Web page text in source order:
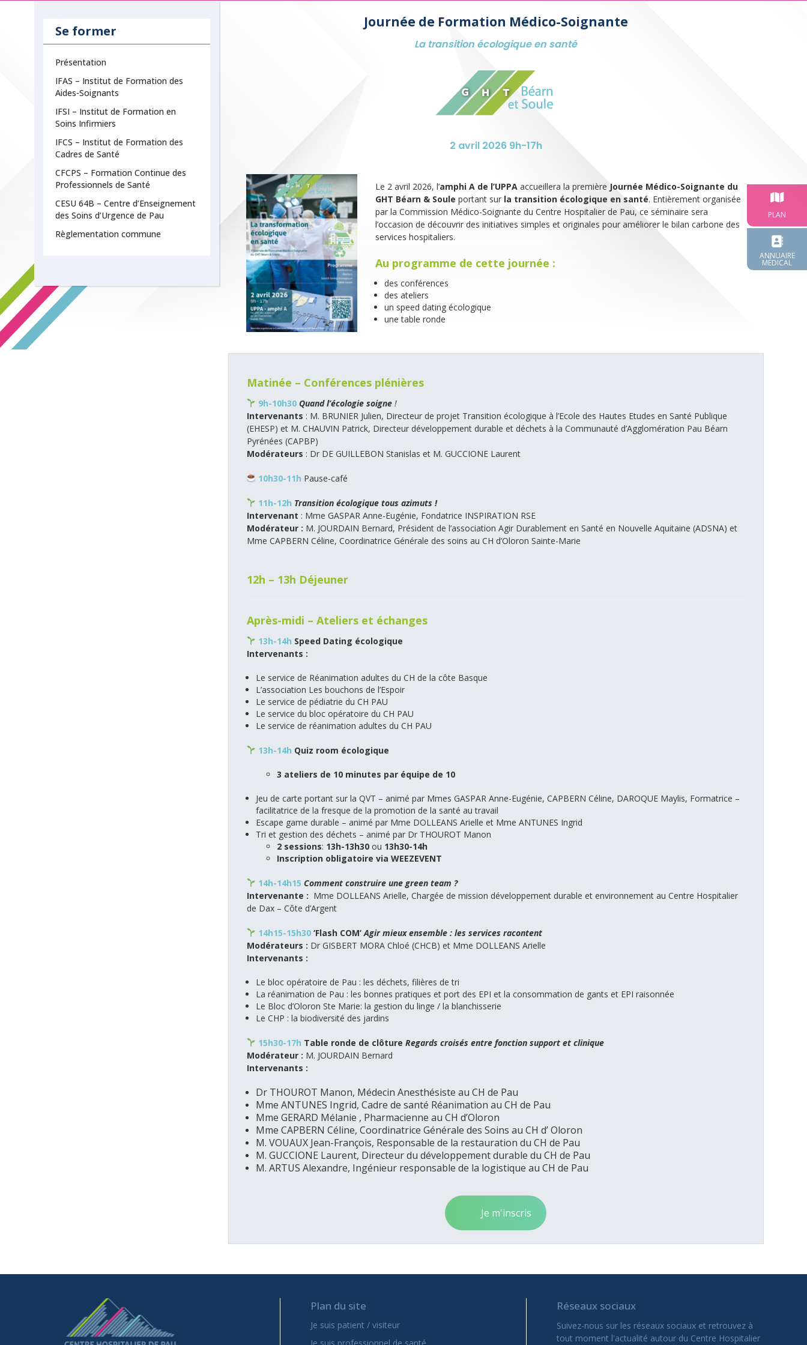
Journée de Formation Médico-Soignante
La transition écologique en santé
2 avril 2026 9h-17h
Le 2 avril 2026, l’amphi A de l’UPPA accueillera la première Journée Médico-Soignante du
GHT Béarn & Soule portant sur la transition écologique en santé. Entièrement organisée
par la Commission Médico-Soignante du Centre Hospitalier de Pau, ce séminaire sera
l’occasion de découvrir des initiatives simples et originales pour améliorer le bilan carbone des
services hospitaliers.
Au programme de cette journée :
des conférences
des ateliers
un speed dating écologique
une table ronde
Matinée – Conférences plénières
​ 9h-10h30 Quand l’écologie soigne!
Intervenants : M. BRUNIER Julien, Directeur de projet Transition écologique à l’Ecole des Hautes Etudes en Santé Publique
(EHESP) et M. CHAUVIN Patrick, Directeur développement durable et déchets à la Communauté d’Agglomération Pau Béarn
Pyrénées (CAPBP)
Modérateurs : Dr DE GUILLEBON Stanislas et M. GUCCIONE Laurent
​10h30-11h Pause-café
​ 11h-12h Transition écologique tous azimuts !
Intervenant : Mme GASPAR Anne-Eugénie, Fondatrice INSPIRATION RSE
Modérateur : M. JOURDAIN Bernard, Président de l’association Agir Durablement en Santé en Nouvelle Aquitaine (ADSNA) et
Mme CAPBERN Céline, Coordinatrice Générale des soins au CH d’Oloron Sainte-Marie
12h – 13h Déjeuner
Après-midi – Ateliers et échanges
​13h-14h Speed Dating écologique
Intervenants :
Le service de Réanimation adultes du CH de la côte Basque
L’association Les bouchons de l’Espoir
Le service de pédiatrie du CH PAU
Le service du bloc opératoire du CH PAU
Le service de réanimation adultes du CH PAU
​ 13h-14h Quiz room écologique
3 ateliers de 10 minutes par équipe de 10
Jeu de carte portant sur la QVT – animé par Mmes GASPAR Anne-Eugénie, CAPBERN Céline, DAROQUE Maylis, Formatrice –
facilitatrice de la fresque de la promotion de la santé au travail
Escape game durable – animé par Mme DOLLEANS Arielle et Mme ANTUNES Ingrid
Tri et gestion des déchets – animé par Dr THOUROT Manon
2 sessions: 13h-13h30ou 13h30-14h
Inscription obligatoire via WEEZEVENT
​14h-14h15 Comment construire une green team ?
Intervenante : Mme DOLLEANS Arielle, Chargée de mission développement durable et environnement au Centre Hospitalier
de Dax – Côte d’Argent
14h15-15h30 ‘Flash COM’ Agir mieux ensemble : les services racontent
Modérateurs : Dr GISBERT MORA Chloé (CHCB) et Mme DOLLEANS Arielle
Intervenants :
Le bloc opératoire de Pau : les déchets, filières de tri
La réanimation de Pau : les bonnes pratiques et port des EPI et la consommation de gants et EPI raisonnée
Le Bloc d’Oloron Ste Marie: la gestion du linge / la blanchisserie
Le CHP : la biodiversité des jardins
​ 15h30-17h Table ronde de clôture Regards croisés entre fonction support et clinique
Modérateur : M. JOURDAIN Bernard
Intervenants :
Dr THOUROT Manon, Médecin Anesthésiste au CH de Pau
Mme ANTUNES Ingrid, Cadre de santé Réanimation au CH de Pau
Mme GERARD Mélanie , Pharmacienne au CH d’Oloron
Mme CAPBERN Céline, Coordinatrice Générale des Soins au CH d’ Oloron
M. VOUAUX Jean-François, Responsable de la restauration du CH de Pau
M. GUCCIONE Laurent, Directeur du développement durable du CH de Pau
M. ARTUS Alexandre, Ingénieur responsable de la logistique au CH de Pau
Je m'inscris
Se former
Présentation
IFAS – Institut de Formation des
Aides-Soignants
IFSI – Institut de Formation en
Soins Infirmiers
IFCS – Institut de Formation des
Cadres de Santé
CFCPS – Formation Continue des
Professionnels de Santé
CESU 64B – Centre d’Enseignement
des Soins d’Urgence de Pau
Règlementation commune
Plan du site
Je suis patient / visiteur
Je suis professionnel de santé
Réseaux sociaux
Suivez-nous sur les réseaux sociaux et retrouvez à
tout moment l'actualité autour du Centre Hospitalier
PLAN
ANNUAIRE
MÉDICAL